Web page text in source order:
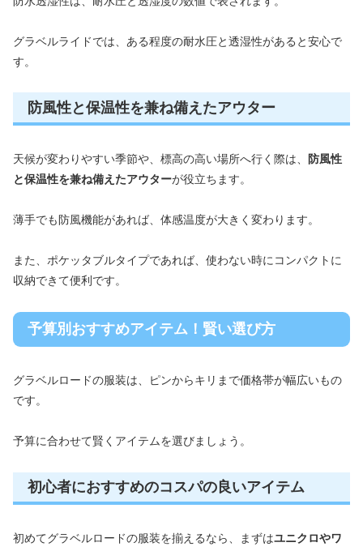
グラベルライドでは、ある程度の耐水圧と透湿性があると安心で
す。
防風性と保温性を兼ね備えたアウター
天候が変わりやすい季節や、標高の高い場所へ行く際は、
防風性
と保温性を兼ね備えたアウターが役立ちます。
薄手でも防風機能があれば、体感温度が大きく変わります。
また、ポケッタブルタイプであれば、使わない時にコンパクトに
収納できて便利です。
予算別おすすめアイテム！賢い選び方
グラベルロードの服装は、ピンからキリまで価格帯が幅広いもの
です。
予算に合わせて賢くアイテムを選びましょう。
初心者におすすめのコスパの良いアイテム
初めてグラベルロードの服装を揃えるなら、まずはユニクロやワ